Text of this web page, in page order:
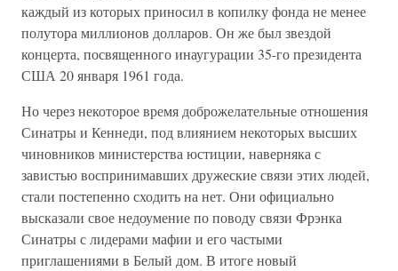
каждый из которых приносил в копилку фонда не менее
полутора миллионов долларов. Он же был звездой
концерта, посвященного инаугурации 35-го президента
США 20 января 1961 года.
Но через некоторое время доброжелательные отношения
Синатры и Кеннеди, под влиянием некоторых высших
чиновников министерства юстиции, наверняка с
завистью воспринимавших дружеские связи этих людей,
стали постепенно сходить на нет. Они официально
высказали свое недоумение по поводу связи Фрэнка
Синатры с лидерами мафии и его частыми
приглашениями в Белый дом. В итоге новый